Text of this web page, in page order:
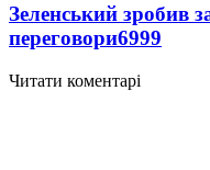
Зеленський зробив
переговори6999
Читати коментарі